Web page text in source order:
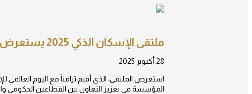
ملتقى الإسكان الذكي 2025 يستعرض حلولاً مبتكرة ومستدامة في دبي
28 أكتوبر 2025
استعرض الملتقى، الذي أقيم تزامناً مع اليوم العالمي
المؤسسة في تعزيز التعاون بين القطاعين الحكومي